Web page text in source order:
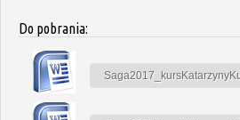
Do pobrania: